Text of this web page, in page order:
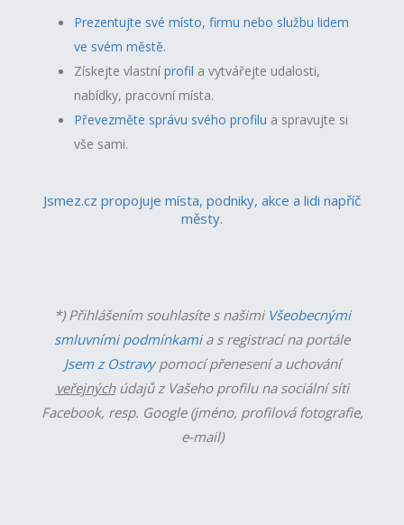
Prezentujte své místo, firmu nebo službu lidem
ve svém městě.
Získejte vlastníprofil a vytvářejte udalosti,
nabídky, pracovní místa.
Převezměte správu svého profilu a spravujte si
vše sami.
Jsmez.cz propojuje místa, podniky, akce a lidi napříč
městy.
*) Přihlášením souhlasíte s našimi Všeobecnými
smluvními podmínkamia s registrací na portále
Jsem z Ostravypomocí přenesení a uchování
veřejnýchúdajů z Vašeho profilu na sociální síti
Facebook, resp. Google (jméno, profilová fotografie,
e-mail)